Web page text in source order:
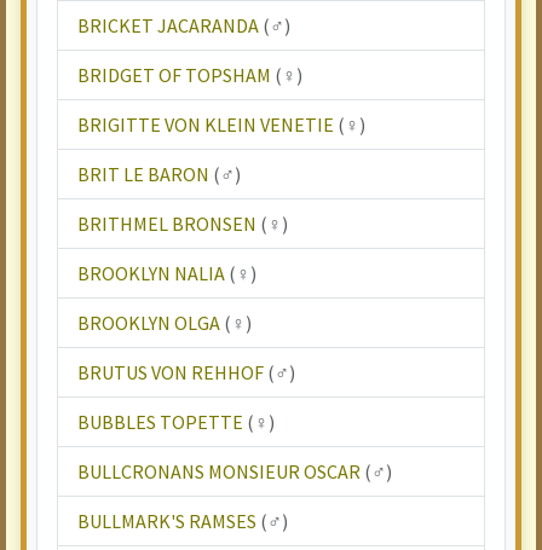
BRICKET JACARANDA (♂)
BRIDGET OF TOPSHAM (♀)
BRIGITTE VON KLEIN VENETIE (♀)
BRIT LE BARON (♂)
BRITHMEL BRONSEN (♀)
BROOKLYN NALIA (♀)
BROOKLYN OLGA (♀)
BRUTUS VON REHHOF (♂)
BUBBLES TOPETTE (♀)
BULLCRONANS MONSIEUR OSCAR (♂)
BULLMARK'S RAMSES (♂)